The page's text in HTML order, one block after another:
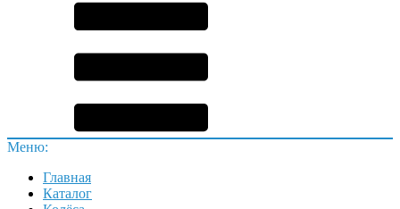
Меню:
Главная
Каталог